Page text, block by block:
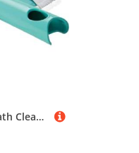
Leifheit Badwischer Bath Cleaner mit 360°-Drehgelenk, Fliesenwischer mit Mikrofaser Bezug und Click-System, Badreiniger für Fliesen und Fugen mit Abziehlippe und runder Aussparung für Amaturen